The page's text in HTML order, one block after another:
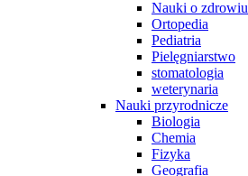
Nauki o zdrowiu
Ortopedia
Pediatria
Pielęgniarstwo
stomatologia
weterynaria
Nauki przyrodnicze
Biologia
Chemia
Fizyka
Geografia